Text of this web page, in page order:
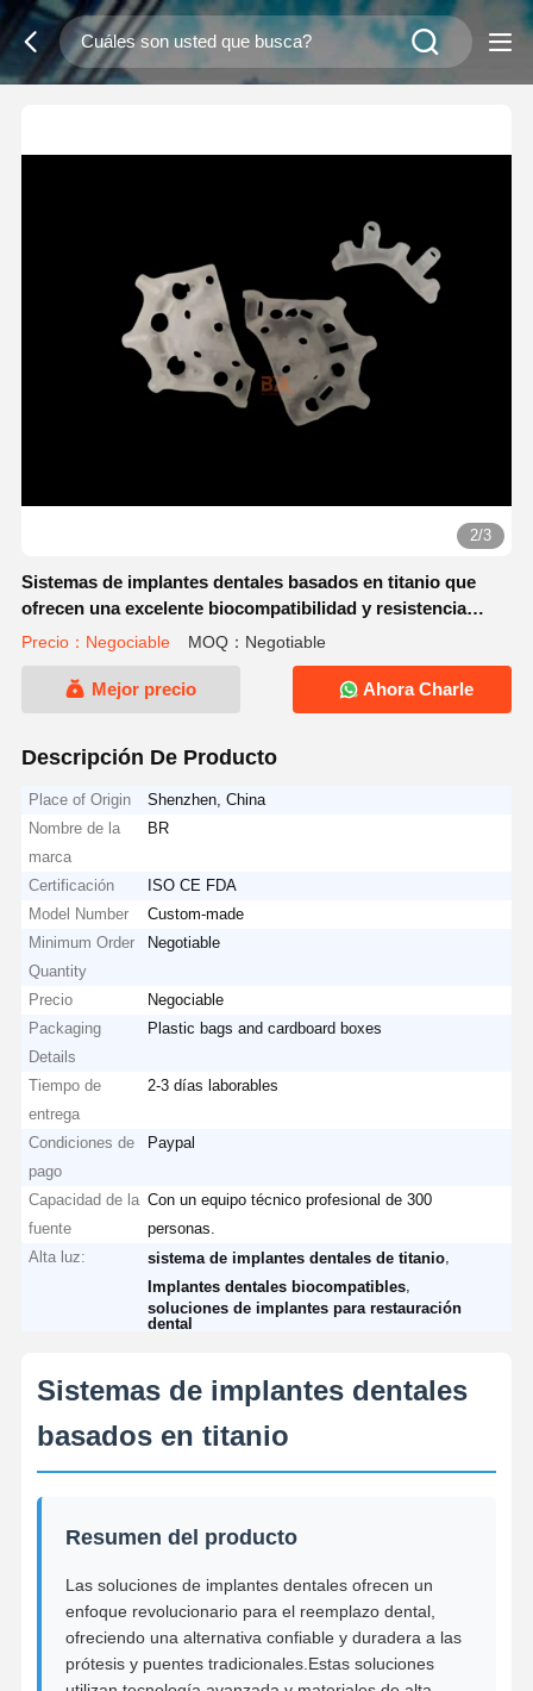
2/3
Sistemas de implantes dentales basados en titanio que
ofrecen una excelente biocompatibilidad y resistencia
mecánica para la restauración dental
Precio：Negociable MOQ：Negotiable
Mejor precio Ahora Charle
Descripción De Producto
Place of Origin
Shenzhen, China
Nombre de la
marca
BR
Certificación
ISO CE FDA
Model Number
Custom-made
Minimum Order
Quantity
Negotiable
Precio
Negociable
Packaging
Details
Plastic bags and cardboard boxes
Tiempo de
entrega
2-3 días laborables
Condiciones de
pago
Paypal
Capacidad de la
fuente
Con un equipo técnico profesional de 300
personas.
Alta luz:
sistema de implantes dentales de titanio
Implantes dentales biocompatibles
soluciones de implantes para restauración
dental
Sistemas de implantes dentales
basados en titanio
Resumen del producto
Las soluciones de implantes dentales ofrecen un
enfoque revolucionario para el reemplazo dental,
ofreciendo una alternativa confiable y duradera a las
prótesis y puentes tradicionales.Estas soluciones